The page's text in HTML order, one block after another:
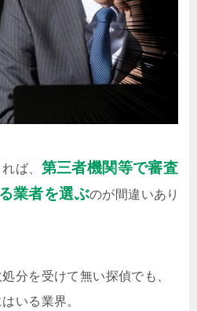
ば、 第三者機関等で審査
業者を選ぶのが間違いあり
分を受けて無い探偵でも、
いる業界。